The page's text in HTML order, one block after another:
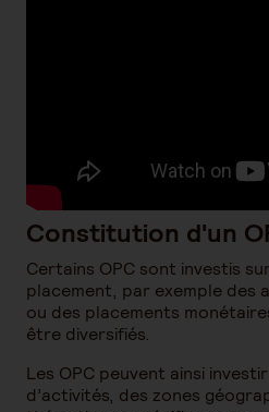
Constitution d'un
Certains OPC sont investis
placement, par exemple des
ou des placements
être diversifiés.
Les OPC peuvent ainsi
d’activités, des zones